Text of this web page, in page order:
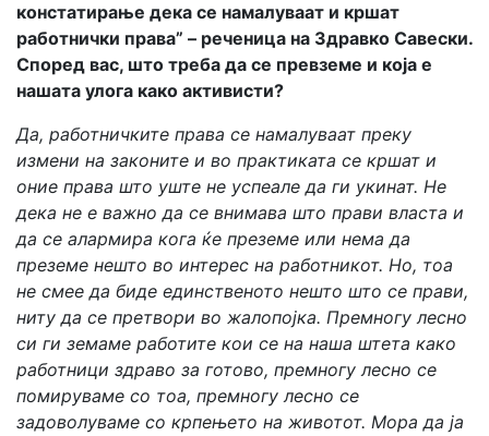
констатирање дека се намалуваат и кршат
работнички права” – реченица на Здравко Савески.
Според вас, што треба да се превземе и која е
нашата улога како активисти?
Да, работничките права се намалуваат преку
измени на законите и во практиката се кршат и
оние права што уште не успеале да ги укинат. Не
дека не е важно да се внимава што прави власта и
да се алармира кога ќе преземе или нема да
преземе нешто во интерес на работникот. Но, тоа
не смее да биде единственото нешто што се прави,
ниту да се претвори во жалопојка. Премногу лесно
си ги земаме работите кои се на наша штета како
работници здраво за готово, премногу лесно се
помируваме со тоа, премногу лесно се
задоволуваме со крпењето на животот. Мора да ја